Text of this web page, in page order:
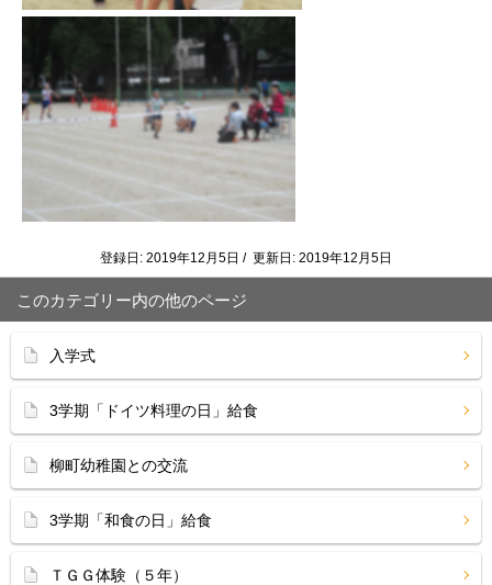
登録日: 2019年12月5日 / 更新日: 2019年12月5日
このカテゴリー内の他のページ
入学式
3学期「ドイツ料理の日」給食
柳町幼稚園との交流
3学期「和食の日」給食
ＴＧＧ体験（５年）